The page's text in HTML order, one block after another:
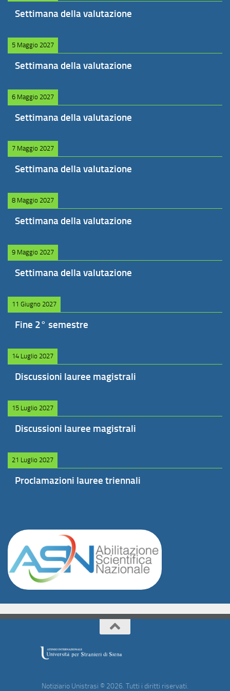
Settimana della valutazione
5 Maggio 2027
Settimana della valutazione
6 Maggio 2027
Settimana della valutazione
7 Maggio 2027
Settimana della valutazione
8 Maggio 2027
Settimana della valutazione
9 Maggio 2027
Settimana della valutazione
11 Giugno 2027
Fine 2° semestre
14 Luglio 2027
Discussioni lauree magistrali
15 Luglio 2027
Discussioni lauree magistrali
21 Luglio 2027
Proclamazioni lauree triennali
Notiziario Unistrasi © 2026. Tutti i diritti riservati.